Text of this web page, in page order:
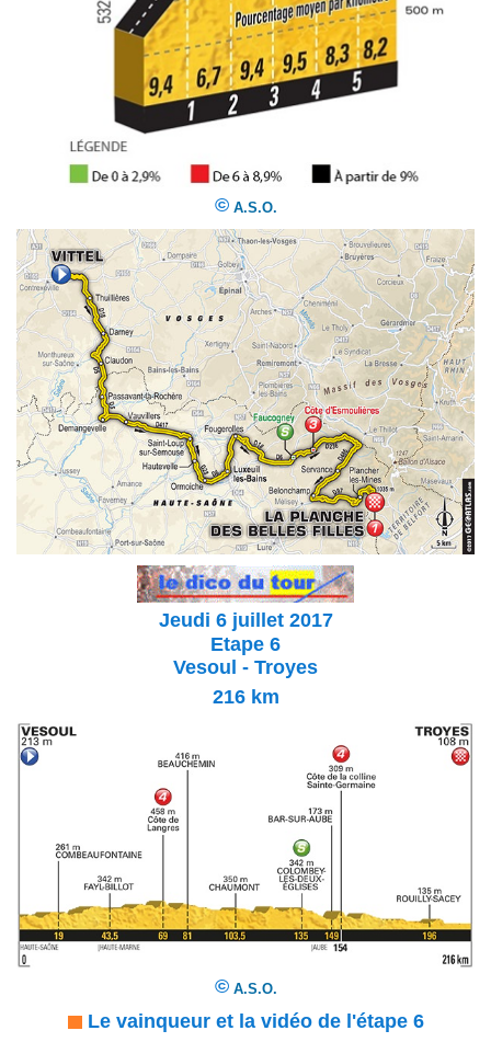
©A.S.O.
Jeudi 6 juillet 2017
Etape 6
Vesoul - Troyes
216 km
©A.S.O.
Le vainqueur et la vidéo de l'étape 6